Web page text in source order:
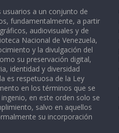
usuarios a un conjunto de
fundamentalmente, a partir
audiovisuales y de
Nacional de Venezuela,
y la divulgación del
su preservación digital,
identidad y diversidad
es respetuosa de la Ley
en los términos que se
en este orden solo se
salvo en aquellos
su incorporación